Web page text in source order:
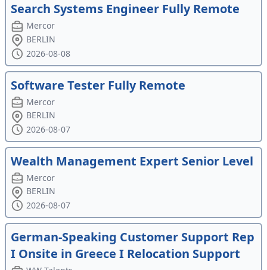
Search Systems Engineer Fully Remote
Mercor
BERLIN
2026-08-08
Software Tester Fully Remote
Mercor
BERLIN
2026-08-07
Wealth Management Expert Senior Level
Mercor
BERLIN
2026-08-07
German-Speaking Customer Support Rep
I Onsite in Greece I Relocation Support